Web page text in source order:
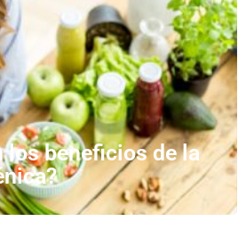
los beneficios de la